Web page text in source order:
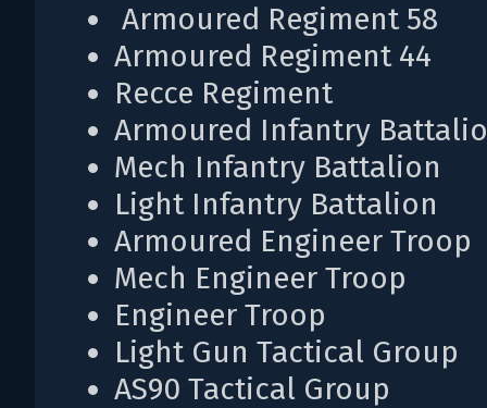
Armoured Regiment 58
Armoured Regiment 44
Recce Regiment
Armoured Infantry
Mech Infantry Battalion
Light Infantry Battalion
Armoured Engineer Troop
Mech Engineer Troop
Engineer Troop
Light Gun Tactical Group
AS90 Tactical Group